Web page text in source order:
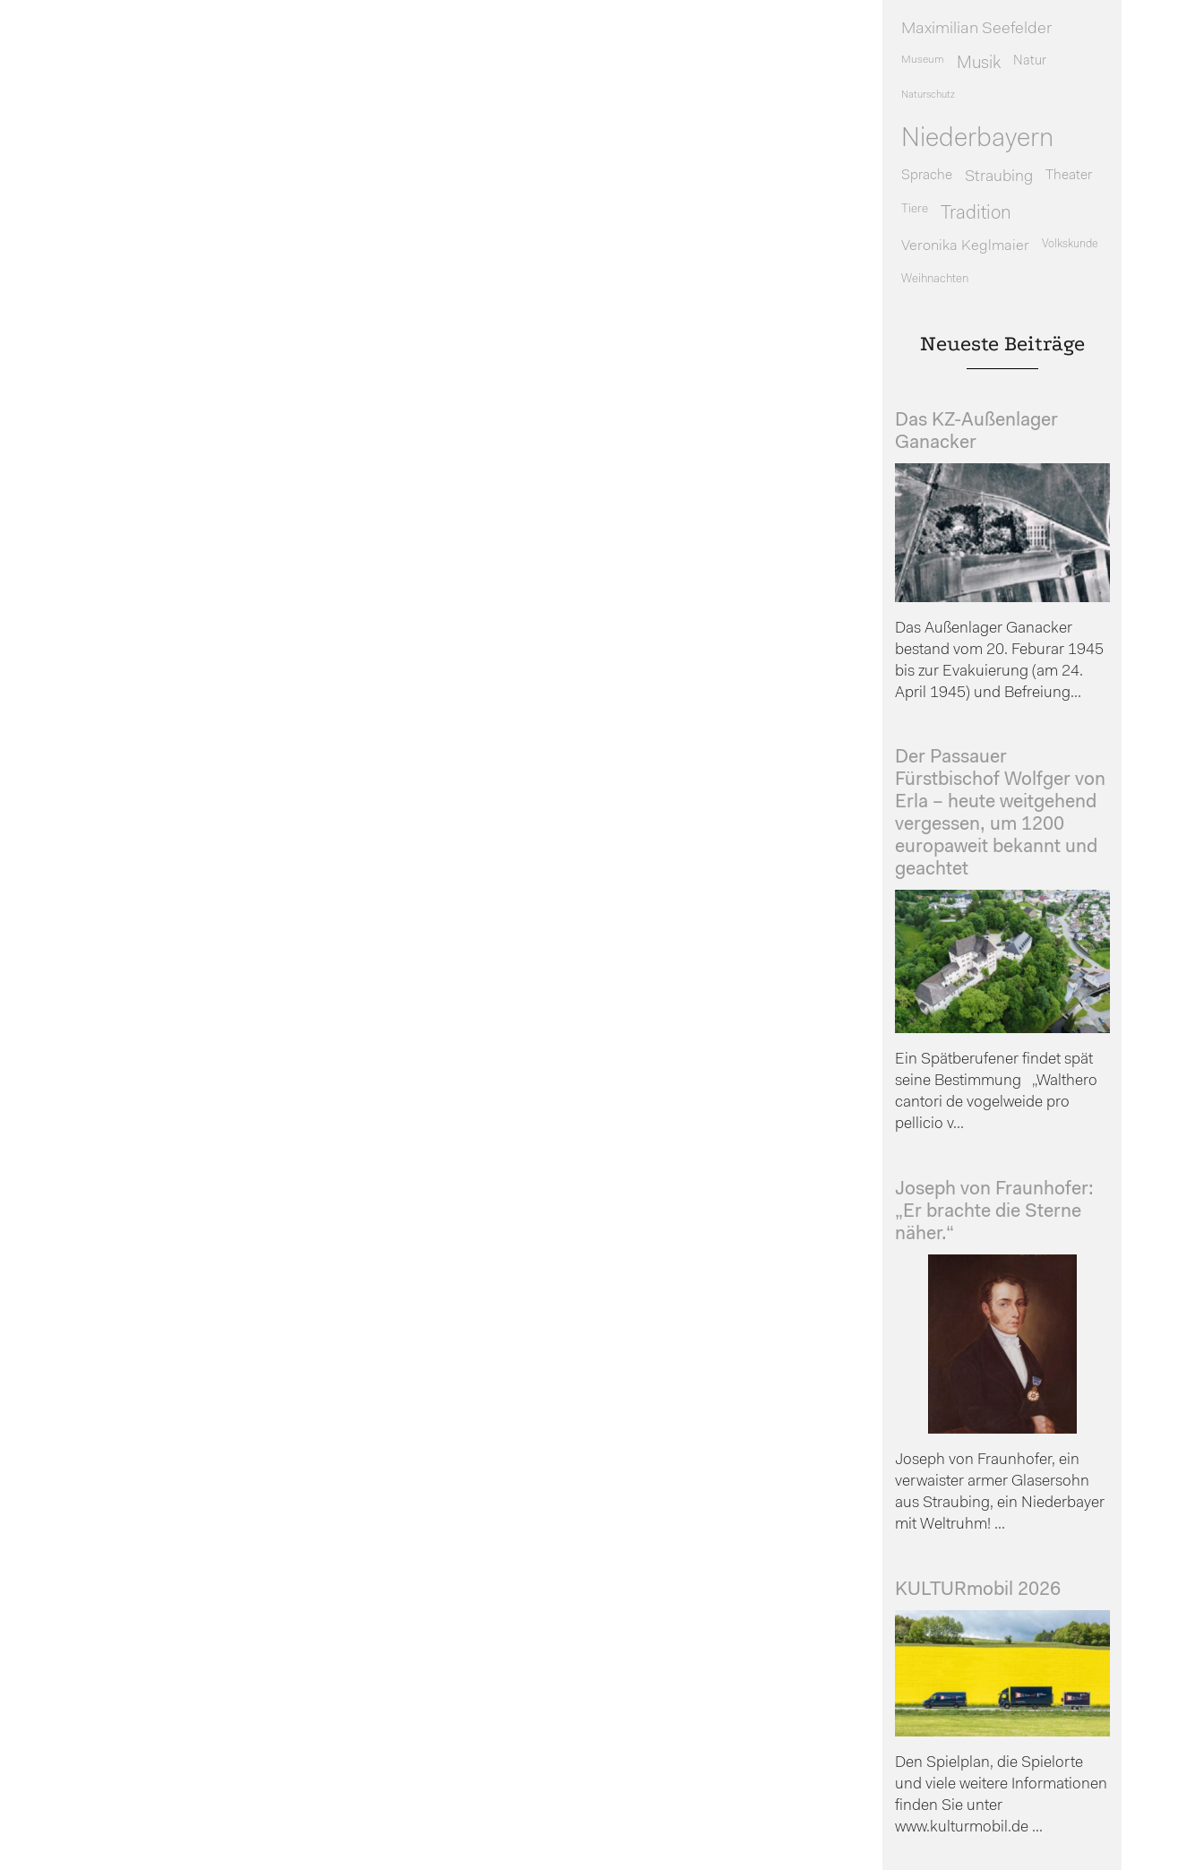
Maximilian Seefelder
Museum Musik Natur
Naturschutz
Niederbayern
Sprache Straubing Theater
Tiere Tradition
Veronika Keglmaier Volkskunde
Weihnachten
Neueste Beiträge
Das KZ-Außenlager
Ganacker
Das Außenlager Ganacker
bestand vom 20. Feburar 1945
bis zur Evakuierung (am 24.
April 1945) und Befreiung...
Der Passauer
Fürstbischof Wolfger von
Erla – heute weitgehend
vergessen, um 1200
europaweit bekannt und
geachtet
Ein Spätberufener findet spät
seine Bestimmung „Walthero
cantori de vogelweide pro
pellicio v...
Joseph von Fraunhofer:
„Er brachte die Sterne
näher.“
Joseph von Fraunhofer, ein
verwaister armer Glasersohn
aus Straubing, ein Niederbayer
mit Weltruhm! ...
KULTURmobil 2026
Den Spielplan, die Spielorte
und viele weitere Informationen
finden Sie unter
www.kulturmobil.de ...